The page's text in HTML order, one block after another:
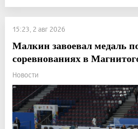
15:23, 2 авг 2026
Малкин завоевал медаль
соревнованиях в
Новости